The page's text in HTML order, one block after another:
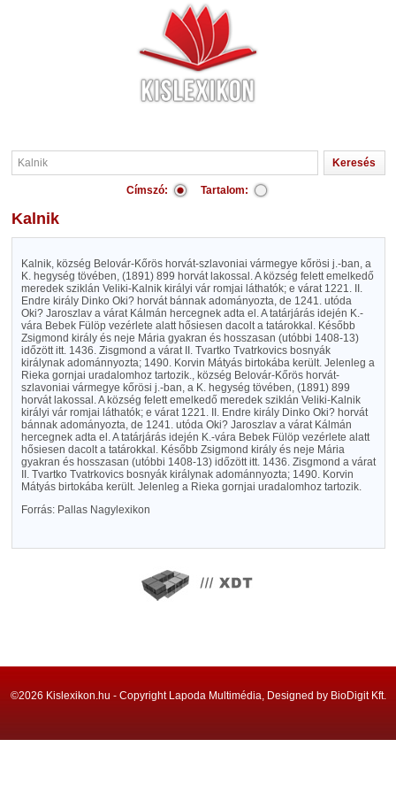
Címszó: Tartalom:
Kalnik
Kalnik, község Belovár-Kőrös horvát-szlavoniai vármegye kőrösi j.-ban, a
K. hegység tövében, (1891) 899 horvát lakossal. A község felett emelkedő
meredek sziklán Veliki-Kalnik királyi vár romjai láthatók; e várat 1221. II.
Endre király Dinko Oki? horvát bánnak adományozta, de 1241. utóda
Oki? Jaroszlav a várat Kálmán hercegnek adta el. A tatárjárás idején K.-
vára Bebek Fülöp vezérlete alatt hősiesen dacolt a tatárokkal. Később
Zsigmond király és neje Mária gyakran és hosszasan (utóbbi 1408-13)
időzött itt. 1436. Zisgmond a várat II. Tvartko Tvatrkovics bosnyák
királynak adománnyozta; 1490. Korvin Mátyás birtokába került. Jelenleg a
Rieka gornjai uradalomhoz tartozik., község Belovár-Kőrös horvát-
szlavoniai vármegye kőrösi j.-ban, a K. hegység tövében, (1891) 899
horvát lakossal. A község felett emelkedő meredek sziklán Veliki-Kalnik
királyi vár romjai láthatók; e várat 1221. II. Endre király Dinko Oki? horvát
bánnak adományozta, de 1241. utóda Oki? Jaroszlav a várat Kálmán
hercegnek adta el. A tatárjárás idején K.-vára Bebek Fülöp vezérlete alatt
hősiesen dacolt a tatárokkal. Később Zsigmond király és neje Mária
gyakran és hosszasan (utóbbi 1408-13) időzött itt. 1436. Zisgmond a várat
II. Tvartko Tvatrkovics bosnyák királynak adománnyozta; 1490. Korvin
Mátyás birtokába került. Jelenleg a Rieka gornjai uradalomhoz tartozik.
Forrás: Pallas Nagylexikon
©2026 Kislexikon.hu - Copyright Lapoda Multimédia, Designed by BioDigit Kft.